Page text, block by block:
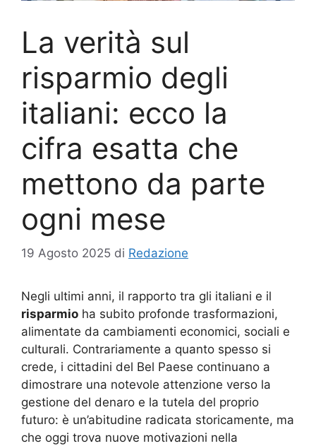
La verità sul
risparmio degli
italiani: ecco la
cifra esatta che
mettono da parte
ogni mese
19 Agosto 2025 di Redazione
Negli ultimi anni, il rapporto tra gli italiani e il
risparmio ha subito profonde trasformazioni,
alimentate da cambiamenti economici, sociali e
culturali. Contrariamente a quanto spesso si
crede, i cittadini del Bel Paese continuano a
dimostrare una notevole attenzione verso la
gestione del denaro e la tutela del proprio
futuro: è un’abitudine radicata storicamente, ma
che oggi trova nuove motivazioni nella